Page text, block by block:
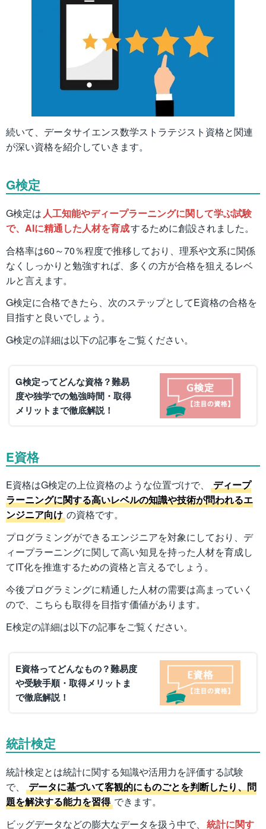
続いて、データサイエンス数学ストラテジスト資格と関連
が深い資格を紹介していきます。
G検定
G検定は 人工知能やディープラーニングに関して学ぶ試験
で、AIに精通した人材を育成するために創設されました。
合格率は60～70％程度で推移しており、理系や文系に関係
なくしっかりと勉強すれば、多くの方が合格を狙えるレベ
ルと言えます。
G検定に合格できたら、次のステップとしてE資格の合格を
目指すと良いでしょう。
G検定の詳細は以下の記事をご覧ください。
G検定ってどんな資格？難易
度や独学での勉強時間・取得
メリットまで徹底解説！
E資格
E資格はG検定の上位資格のような位置づけで、
ディープ
ラーニングに関する高いレベルの知識や技術が問われるエ
ンジニア向け の資格です。
プログラミングができるエンジニアを対象にしており、デ
ィープラーニングに関して高い知見を持った人材を育成し
てIT化を推進するための資格と言えるでしょう。
今後プログラミングに精通した人材の需要は高まっていく
ので、こちらも取得を目指す価値があります。
E検定の詳細は以下の記事をご覧ください。
E資格ってどんなもの？難易度
や受験手順・取得メリットま
で徹底解説！
統計検定
統計検定とは統計に関する知識や活用力を評価する試験
で、
データに基づいて客観的にものごとを判断したり、問
題を解決する能力を習得 できます。
ビッグデータなどの膨大なデータを扱う中で、 統計に関す